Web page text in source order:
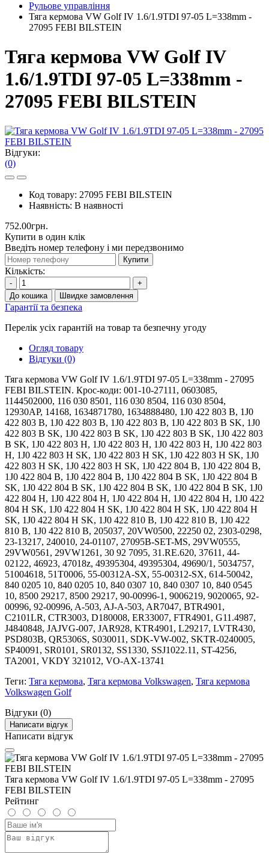
Рульове управління
Тяга кермова VW Golf IV 1.6/1.9TDI 97-05 L=338mm -
27095 FEBI BILSTEIN
Тяга кермова VW Golf IV
1.6/1.9TDI 97-05 L=338mm -
27095 FEBI BILSTEIN
Відгуки:
(0)
Код товару: 27095 FEBI BILSTEIN
Наявність: В наявності
752.00грн.
Купити в один клік
Введіть номер телефону і ми передзвонимо
Купити
Кількість:
-
+
До кошика
Швидке замовлення
Гарантії та безпека
Перелік усіх гарантій на товар та безпечну угоду
Огляд товару
Відгуки (0)
Тяга кермова VW Golf IV 1.6/1.9TDI 97-05 L=338mm - 27095
FEBI BILSTEIN. Крос-коди: 001-10-27111, 0603085,
1144502000, 116 030 8501, 116 030 8504, 116 030 8504,
12930AP, 14168, 1634871780, 1634888480, 1J0 422 803 B, 1J0
422 803 B, 1J0 422 803 B, 1J0 422 803 B, 1J0 422 803 B SK, 1J0
422 803 B SK, 1J0 422 803 B SK, 1J0 422 803 B SK, 1J0 422 803
B SK, 1J0 422 803 H, 1J0 422 803 H, 1J0 422 803 H, 1J0 422 803
H, 1J0 422 803 H SK, 1J0 422 803 H SK, 1J0 422 803 H SK, 1J0
422 803 H SK, 1J0 422 803 H SK, 1J0 422 804 B, 1J0 422 804 B,
1J0 422 804 B, 1J0 422 804 B, 1J0 422 804 B SK, 1J0 422 804 B
SK, 1J0 422 804 B SK, 1J0 422 804 B SK, 1J0 422 804 B SK, 1J0
422 804 H, 1J0 422 804 H, 1J0 422 804 H, 1J0 422 804 H, 1J0 422
804 H SK, 1J0 422 804 H SK, 1J0 422 804 H SK, 1J0 422 804 H
SK, 1J0 422 804 H SK, 1J0 422 810 B, 1J0 422 810 B, 1J0 422
810 B, 1J0 422 810 B, 205037, 20VW0500, 22250 02, 2303-0298,
23-13217, 240010, 24-01107, 27095B-SET-MS, 29VW0555,
29VW0561, 29VW1261, 30 92 7095, 31.RE.620, 37611, 44-
02122, 46923, 47018z, 49395304, 49395304, 49690/1, 5034757,
51004618, 51T0006, 55-00312A-SX, 55-00312-SX, 614-50042,
840 0205 10, 840 0205 10, 840 0307 10, 840 0307 10, 840 0545
10, 8500 29217, 8500 29217, 90-00996-1, 9006219, 9020065, 92-
00996, 92-00996, A-503, AJ-A-503, AR7047, BTR4901,
C2101LR, CTR3003, D180008, ER33007, FTR4901, G11.4987,
J4840848, JAJVG-007, JAR928, KTR4901, L29217, LVTR430,
PSD803B, QR5306S, S030011, SDK-VW-002, SKTR-0240005,
SP40091, SR0101, SR0132, SS1330, SSJ1022.11, ST-4256,
TA2001, VKDY 321012, VO-AX-13741
Теги: Тяга кермова, Тяга кермова Volkswagen, Тяга кермова
Volkswagen Golf
Відгуки (0)
Написати відгук
Написати відгук
Тяга кермова VW Golf IV 1.6/1.9TDI 97-05 L=338mm - 27095
FEBI BILSTEIN
Рейтинг